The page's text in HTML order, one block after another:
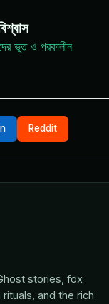
ভূত ও পরকালীন
Reddit
stories, fox
and the rich